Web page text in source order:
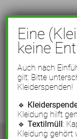
Eine
keine
Auch nach
gilt: Bitte
Kleiderspenden!
🔹
Kleidung hilft
🔹Textilmüll:
Kleidung gehört